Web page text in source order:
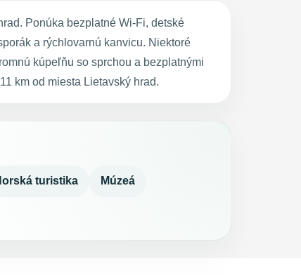
Ponúka bezplatné Wi-Fi, detské
a rýchlovarnú kanvicu. Niektoré
kúpeľňu so sprchou a bezplatnými
km od miesta Lietavský hrad.
turistika Múzeá